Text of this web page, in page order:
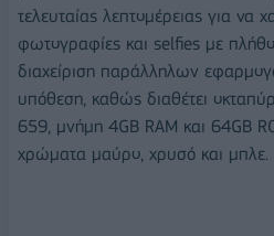
τελευταίας λεπτομέρειας για να
φωτογραφίες και selfies με
διαχείριση παράλληλων
υπόθεση, καθώς διαθέτει
659, μνήμη 4GB RAM και 64GB
χρώματα μαύρο, χρυσό και μπλε.